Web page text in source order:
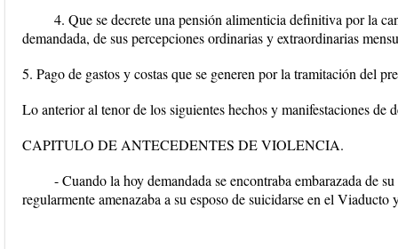
4. Que se decrete una pensión alimenticia definitiva por la
demandada, de sus percepciones ordinarias y extraordinarias
5. Pago de gastos y costas que se generen por la tramitación del
Lo anterior al tenor de los siguientes hechos y manifestaciones de
CAPITULO DE ANTECEDENTES DE VIOLENCIA.
- Cuando la hoy demandada se encontraba embarazada de
regularmente amenazaba a su esposo de suicidarse en el Viaducto